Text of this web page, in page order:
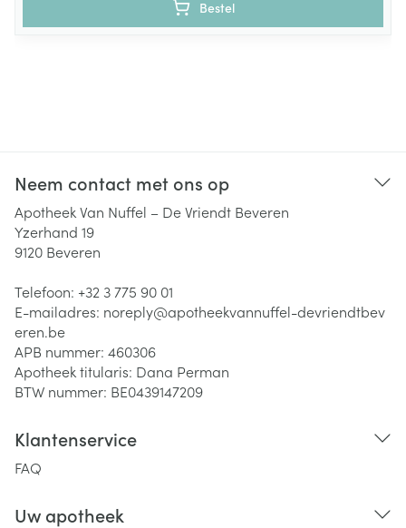
Bestel
Neem contact met ons op
Apotheek Van Nuffel – De Vriendt Beveren
Yzerhand 19
9120 Beveren
Telefoon: +32 3 775 90 01
E-mailadres: noreply@apotheekvannuffel-devriendtbev
eren.be
APB nummer: 460306
Apotheek titularis: Dana Perman
BTW nummer: BE0439147209
Klantenservice
FAQ
Uw apotheek